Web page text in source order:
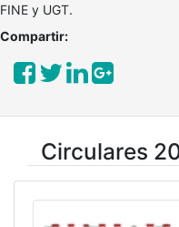
FINE y UGT.
Compartir:
Circulares